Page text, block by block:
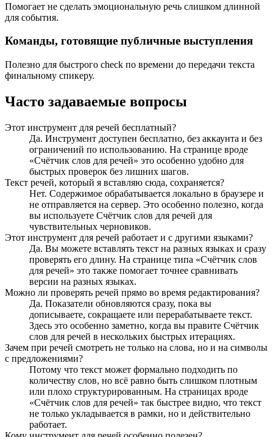
Помогает не сделать эмоциональную речь слишком длинной
для события.
Команды, готовящие публичные выступления
Полезно для быстрого check по времени до передачи текста
финальному спикеру.
Часто задаваемые вопросы
Этот инструмент для речей бесплатный?
Да. Инструмент доступен бесплатно, без аккаунта и без
ограничений по использованию. На странице вроде
«Счётчик слов для речей» это особенно удобно для
быстрых проверок без лишних шагов.
Текст речей, который я вставляю сюда, сохраняется?
Нет. Содержимое обрабатывается локально в браузере и
не отправляется на сервер. Это особенно полезно, когда
вы используете Счётчик слов для речей для
чувствительных черновиков.
Этот инструмент для речей работает и с другими языками?
Да. Вы можете вставлять текст на разных языках и сразу
проверять его длину. На странице типа «Счётчик слов
для речей» это также помогает точнее сравнивать
версии на разных языках.
Можно ли проверять речей прямо во время редактирования?
Да. Показатели обновляются сразу, пока вы
дописываете, сокращаете или перерабатываете текст.
Здесь это особенно заметно, когда вы правите Счётчик
слов для речей в нескольких быстрых итерациях.
Зачем при речей смотреть не только на слова, но и на символы
с предложениями?
Потому что текст может формально подходить по
количеству слов, но всё равно быть слишком плотным
или плохо структурированным. На страницах вроде
«Счётчик слов для речей» так быстрее видно, что текст
не только укладывается в рамки, но и действительно
работает.